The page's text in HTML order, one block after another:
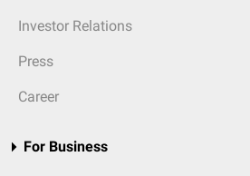
Investor Relations
Press
Career
For Business